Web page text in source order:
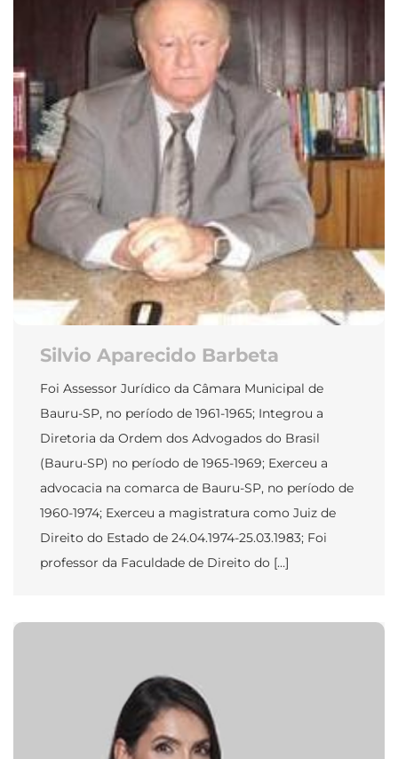
Silvio Aparecido Barbeta
Foi Assessor Jurídico da Câmara Municipal de
Bauru-SP, no período de 1961-1965; Integrou a
Diretoria da Ordem dos Advogados do Brasil
(Bauru-SP) no período de 1965-1969; Exerceu a
advocacia na comarca de Bauru-SP, no período de
1960-1974; Exerceu a magistratura como Juiz de
Direito do Estado de 24.04.1974-25.03.1983; Foi
professor da Faculdade de Direito do […]